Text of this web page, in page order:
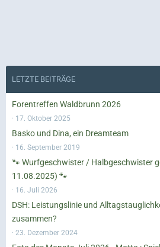
LETZTE BEITRÄGE
Forentreffen Waldbrunn 2026
17. Oktober 2025
Basko und Dina, ein Dreamteam
16. September 2019
🐾 Wurfgeschwister / Halbgeschwister
11.08.2025) 🐾
16. Juli 2026
DSH: Leistungslinie und
zusammen?
23. Dezember 2024